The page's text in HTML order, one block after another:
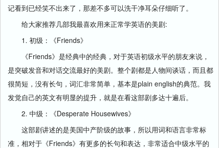
记看到已经笑不出来了，那差不多可以洗干净耳朵仔细听了。
给大家推荐几部我最喜欢用来正常学英语的美剧:
1. 初级：《Friends》
《Friends》是经典中的经典，对于英语初级水平的朋友来说，
是突破发音和对话交流最好的美剧。整个剧都是人物间谈话，而且都
很简短，没有长句，词汇非常简单，基本是plain english的典范。我
发觉自己的英文有明显的提升，就是在看这部剧多达十遍后。
2. 中级：《Desperate Housewives》
这部剧讲述的是美国中产阶级的故事，所以用词和语言非常标
准，相对于《Friends》有更多的长句和表达，非常适合中级水平的